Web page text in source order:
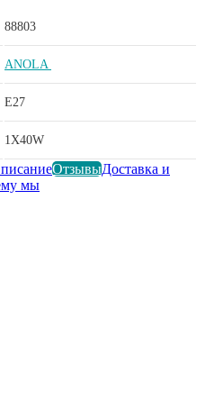
88803
ANOLA
E27
1X40W
ОтзывыДоставка и
мы